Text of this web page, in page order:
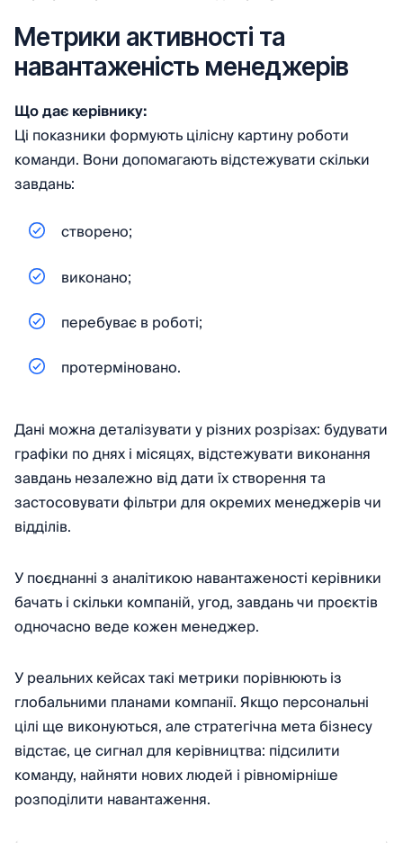
Метрики активності та
навантаженість менеджерів
Що дає керівнику:
Ці показники формують цілісну картину роботи
команди. Вони допомагають відстежувати скільки
завдань:
створено;
виконано;
перебуває в роботі;
протерміновано.
Дані можна деталізувати у різних розрізах: будувати
графіки по днях і місяцях, відстежувати виконання
завдань незалежно від дати їх створення та
застосовувати фільтри для окремих менеджерів чи
відділів.
У поєднанні з аналітикою навантаженості керівники
бачать і скільки компаній, угод, завдань чи проєктів
одночасно веде кожен менеджер.
У реальних кейсах такі метрики порівнюють із
глобальними планами компанії. Якщо персональні
цілі ще виконуються, але стратегічна мета бізнесу
відстає, це сигнал для керівництва: підсилити
команду, найняти нових людей і рівномірніше
розподілити навантаження.